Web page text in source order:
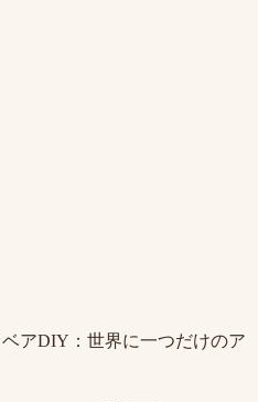
アDIY：世界に一つだけのア